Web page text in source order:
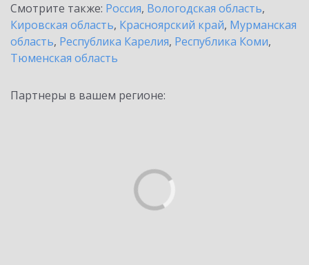
Смотрите также: Россия, Вологодская область,
Кировская область, Красноярский край, Мурманская
область, Республика Карелия, Республика Коми,
Тюменская область
Партнеры в вашем регионе: